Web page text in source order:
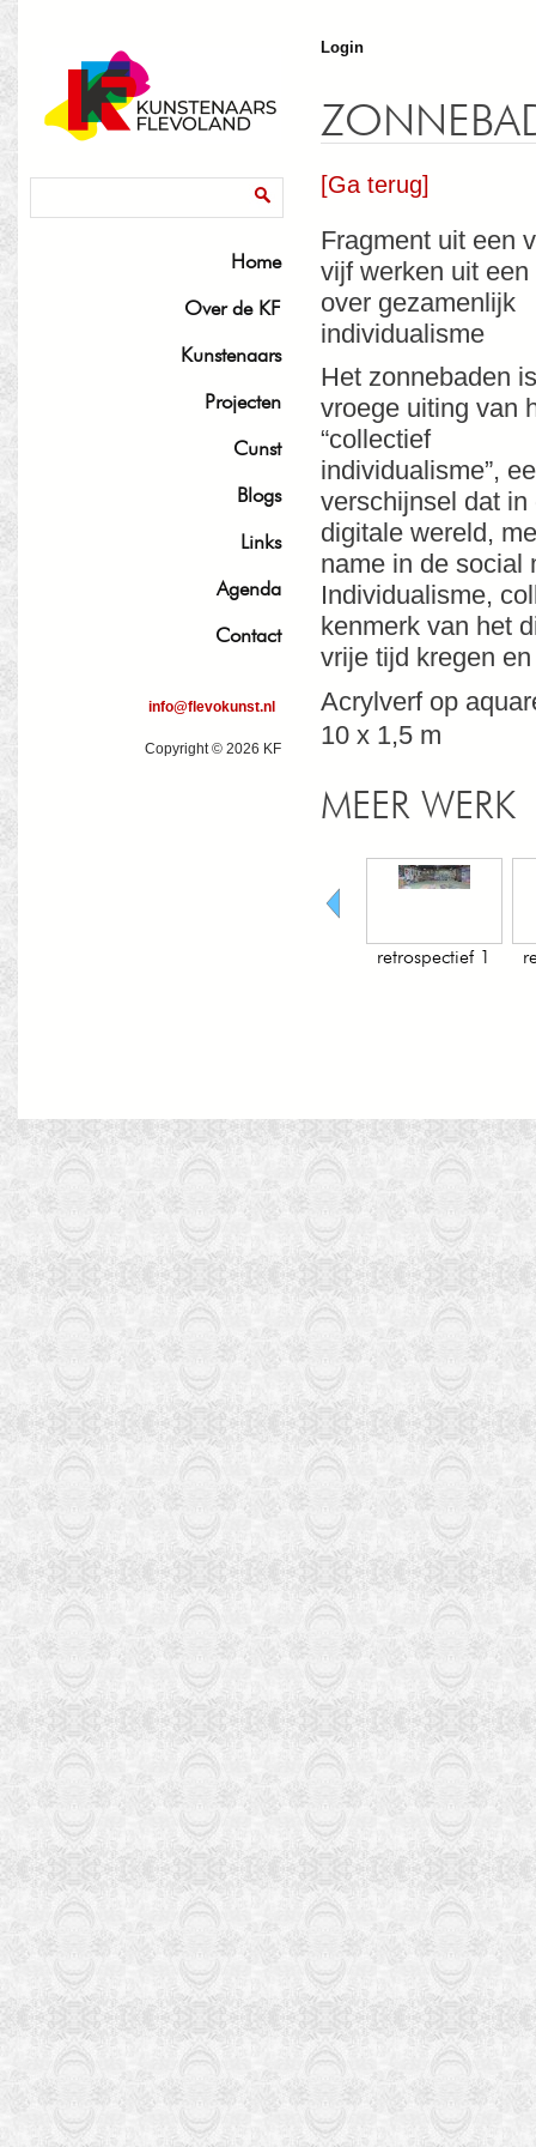
Home
Over de KF
Kunstenaars
Projecten
Cunst
Blogs
Links
Agenda
Contact
info@flevokunst.nl
Copyright © 2026 KF
Login
[Ga terug]
Fragment uit een
vijf werken uit een
over gezamenlijk
individualisme
Het zonnebaden
vroege uiting van
“collectief
individualisme”,
verschijnsel dat in
digitale wereld,
name in de social
Individualisme,
kenmerk van het
vrije tijd kregen
Acrylverf op
10 x 1,5 m
MEER WERK
retrospectief 2